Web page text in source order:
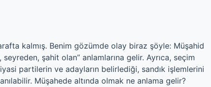
kalmış. Benim gözümde olay biraz şöyle: Müşahid
şahit olan” anlamlarına gelir. Ayrıca, seçim
partilerin ve adayların belirlediği, sandık işlemlerini
Müşahede altında olmak ne anlama gelir?